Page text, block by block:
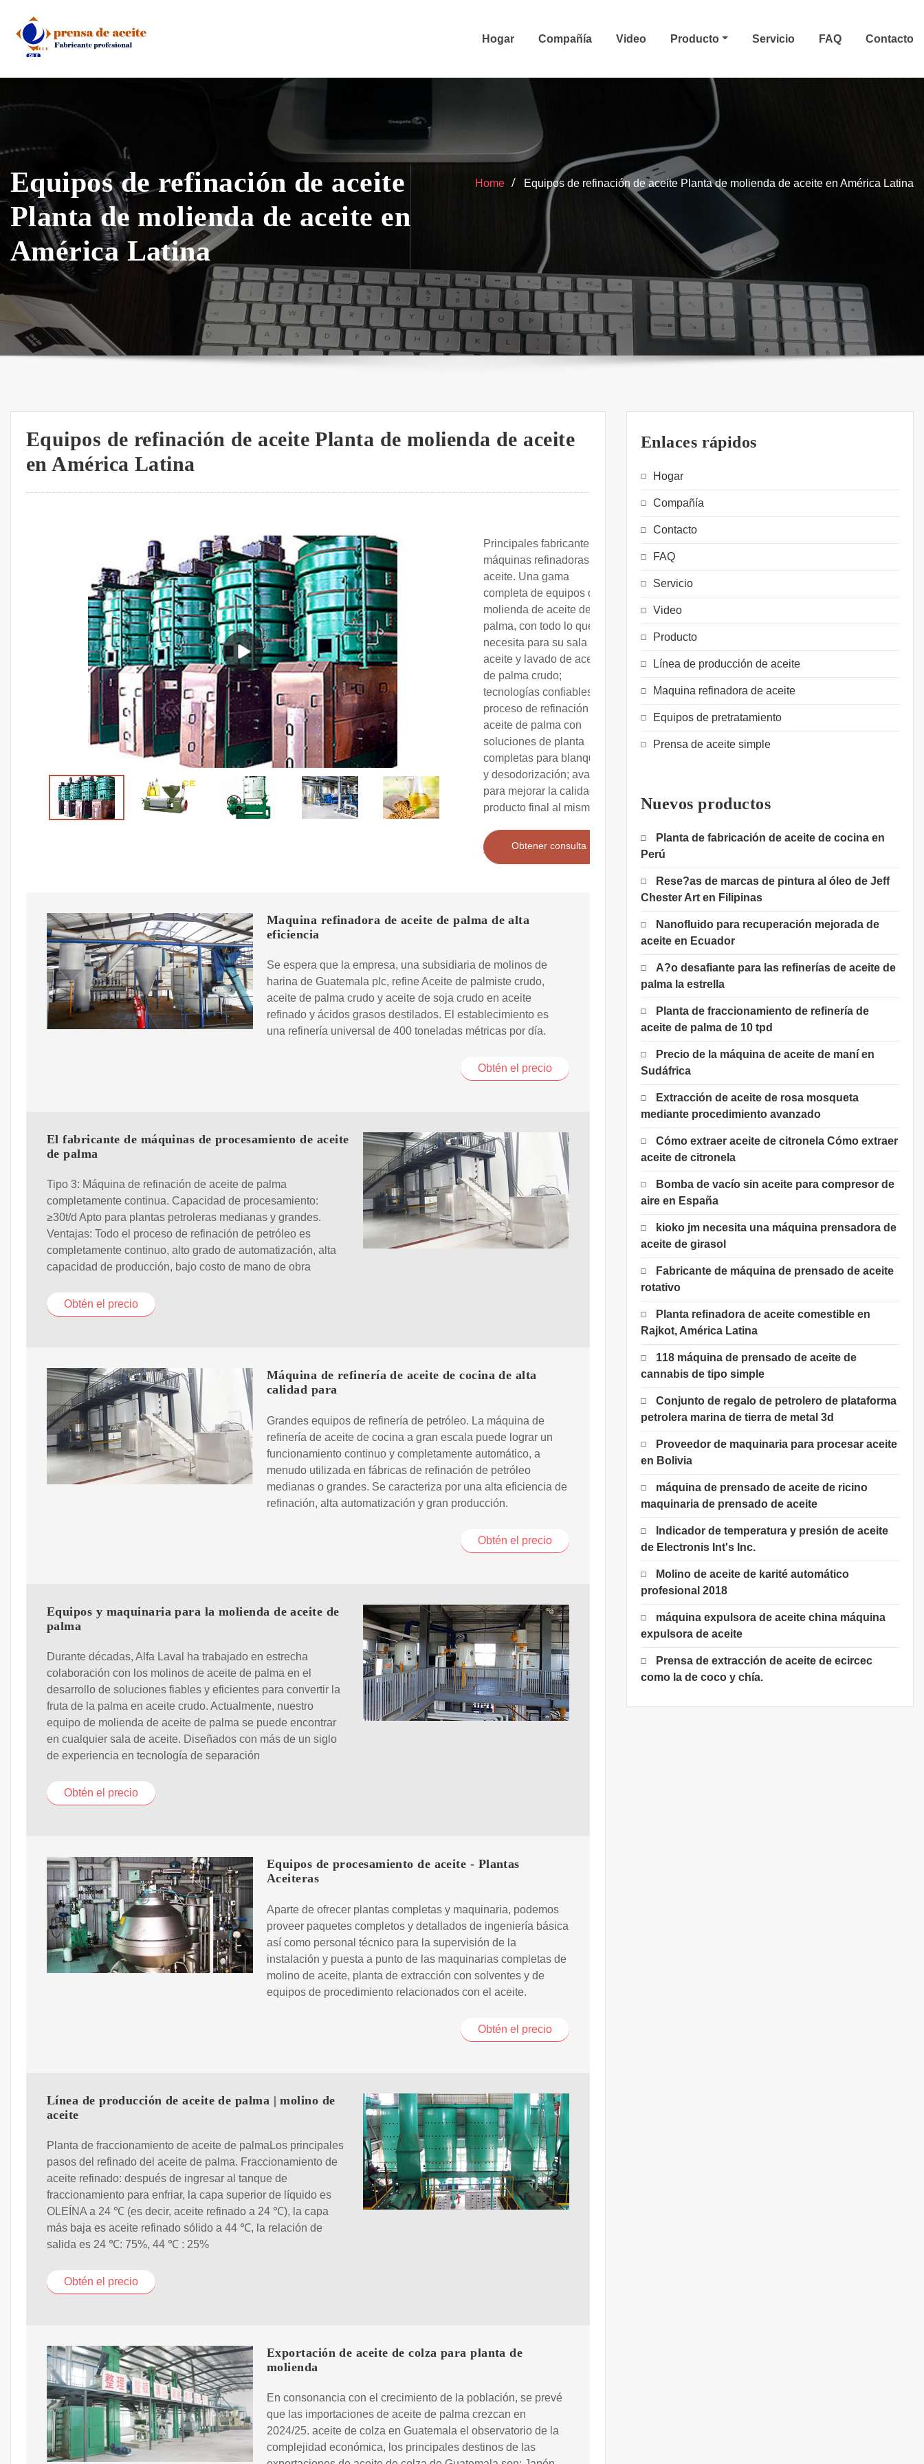
content
Hogar Compañía Video Producto Servicio FAQ Contacto
Equipos de refinación de aceite
Planta de molienda de aceite en
América Latina
Home Equipos de refinación de aceite Planta de molienda de aceite en América Latina
Equipos de refinación de aceite Planta de molienda de aceite
en América Latina
Principales fabricantes de
máquinas refinadoras de
aceite. Una gama
completa de equipos de
molienda de aceite de
palma, con todo lo que
necesita para su sala de
aceite y lavado de aceite
de palma crudo;
tecnologías confiables de
proceso de refinación de
aceite de palma con
soluciones de planta
completas para blanqueo
y desodorización; avances
para mejorar la calidad del
producto final al mismo
Obtener consulta
Maquina refinadora de aceite de palma de alta
eficiencia
Se espera que la empresa, una subsidiaria de molinos de
harina de Guatemala plc, refine Aceite de palmiste crudo,
aceite de palma crudo y aceite de soja crudo en aceite
refinado y ácidos grasos destilados. El establecimiento es
una refinería universal de 400 toneladas métricas por día.
Obtén el precio
El fabricante de máquinas de procesamiento de aceite
de palma
Tipo 3: Máquina de refinación de aceite de palma
completamente continua. Capacidad de procesamiento:
≥30t/d Apto para plantas petroleras medianas y grandes.
Ventajas: Todo el proceso de refinación de petróleo es
completamente continuo, alto grado de automatización, alta
capacidad de producción, bajo costo de mano de obra
Obtén el precio
Máquina de refinería de aceite de cocina de alta
calidad para
Grandes equipos de refinería de petróleo. La máquina de
refinería de aceite de cocina a gran escala puede lograr un
funcionamiento continuo y completamente automático, a
menudo utilizada en fábricas de refinación de petróleo
medianas o grandes. Se caracteriza por una alta eficiencia de
refinación, alta automatización y gran producción.
Obtén el precio
Equipos y maquinaria para la molienda de aceite de
palma
Durante décadas, Alfa Laval ha trabajado en estrecha
colaboración con los molinos de aceite de palma en el
desarrollo de soluciones fiables y eficientes para convertir la
fruta de la palma en aceite crudo. Actualmente, nuestro
equipo de molienda de aceite de palma se puede encontrar
en cualquier sala de aceite. Diseñados con más de un siglo
de experiencia en tecnología de separación
Obtén el precio
Equipos de procesamiento de aceite - Plantas
Aceiteras
Aparte de ofrecer plantas completas y maquinaria, podemos
proveer paquetes completos y detallados de ingeniería básica
así como personal técnico para la supervisión de la
instalación y puesta a punto de las maquinarias completas de
molino de aceite, planta de extracción con solventes y de
equipos de procedimiento relacionados con el aceite.
Obtén el precio
Línea de producción de aceite de palma | molino de
aceite
Planta de fraccionamiento de aceite de palmaLos principales
pasos del refinado del aceite de palma. Fraccionamiento de
aceite refinado: después de ingresar al tanque de
fraccionamiento para enfriar, la capa superior de líquido es
OLEÍNA a 24 ℃ (es decir, aceite refinado a 24 ℃), la capa
más baja es aceite refinado sólido a 44 ℃, la relación de
salida es 24 ℃: 75%, 44 ℃ : 25%
Obtén el precio
Exportación de aceite de colza para planta de
molienda
En consonancia con el crecimiento de la población, se prevé
que las importaciones de aceite de palma crezcan en
2024/25. aceite de colza en Guatemala el observatorio de la
complejidad económica, los principales destinos de las
Enlaces rápidos
Hogar
Compañía
Contacto
FAQ
Servicio
Video
Producto
Línea de producción de aceite
Maquina refinadora de aceite
Equipos de pretratamiento
Prensa de aceite simple
Nuevos productos
Planta de fabricación de aceite de cocina en
Perú
Rese?as de marcas de pintura al óleo de Jeff
Chester Art en Filipinas
Nanofluido para recuperación mejorada de
aceite en Ecuador
A?o desafiante para las refinerías de aceite de
palma la estrella
Planta de fraccionamiento de refinería de
aceite de palma de 10 tpd
Precio de la máquina de aceite de maní en
Sudáfrica
Extracción de aceite de rosa mosqueta
mediante procedimiento avanzado
Cómo extraer aceite de citronela Cómo extraer
aceite de citronela
Bomba de vacío sin aceite para compresor de
aire en España
kioko jm necesita una máquina prensadora de
aceite de girasol
Fabricante de máquina de prensado de aceite
rotativo
Planta refinadora de aceite comestible en
Rajkot, América Latina
118 máquina de prensado de aceite de
cannabis de tipo simple
Conjunto de regalo de petrolero de plataforma
petrolera marina de tierra de metal 3d
Proveedor de maquinaria para procesar aceite
en Bolivia
máquina de prensado de aceite de ricino
maquinaria de prensado de aceite
Indicador de temperatura y presión de aceite
de Electronis Int's Inc.
Molino de aceite de karité automático
profesional 2018
máquina expulsora de aceite china máquina
expulsora de aceite
Prensa de extracción de aceite de ecircec
como la de coco y chía.